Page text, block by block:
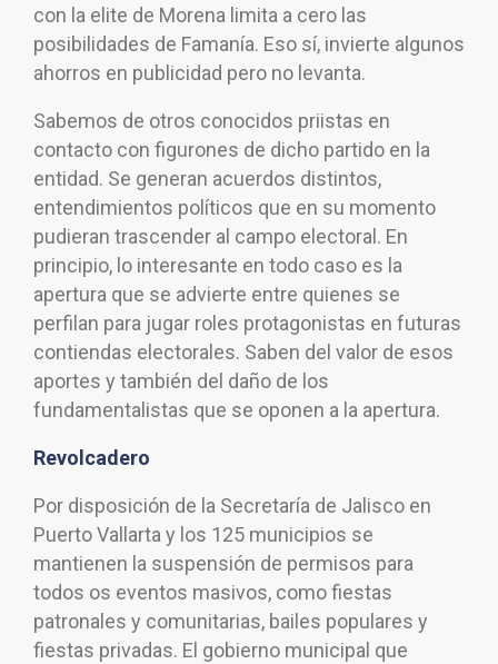
con la elite de Morena limita a cero las
posibilidades de Famanía. Eso sí, invierte algunos
ahorros en publicidad pero no levanta.
Sabemos de otros conocidos priistas en
contacto con figurones de dicho partido en la
entidad. Se generan acuerdos distintos,
entendimientos políticos que en su momento
pudieran trascender al campo electoral. En
principio, lo interesante en todo caso es la
apertura que se advierte entre quienes se
perfilan para jugar roles protagonistas en futuras
contiendas electorales. Saben del valor de esos
aportes y también del daño de los
fundamentalistas que se oponen a la apertura.
Revolcadero
Por disposición de la Secretaría de Jalisco en
Puerto Vallarta y los 125 municipios se
mantienen la suspensión de permisos para
todos os eventos masivos, como fiestas
patronales y comunitarias, bailes populares y
fiestas privadas. El gobierno municipal que